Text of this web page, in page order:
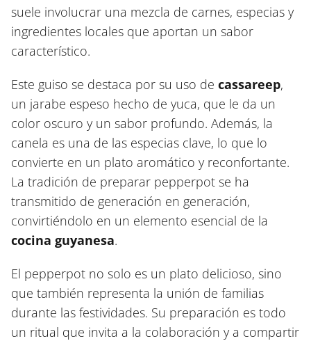
suele involucrar una mezcla de carnes, especias y
ingredientes locales que aportan un sabor
característico.
Este guiso se destaca por su uso de cassareep,
un jarabe espeso hecho de yuca, que le da un
color oscuro y un sabor profundo. Además, la
canela es una de las especias clave, lo que lo
convierte en un plato aromático y reconfortante.
La tradición de preparar pepperpot se ha
transmitido de generación en generación,
convirtiéndolo en un elemento esencial de la
cocina guyanesa.
El pepperpot no solo es un plato delicioso, sino
que también representa la unión de familias
durante las festividades. Su preparación es todo
un ritual que invita a la colaboración y a compartir